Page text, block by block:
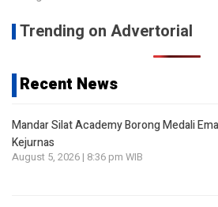
Trending on Advertorial
Recent News
Mandar Silat Academy Borong Medali
Kejurnas
August 5, 2026 | 8:36 pm WIB